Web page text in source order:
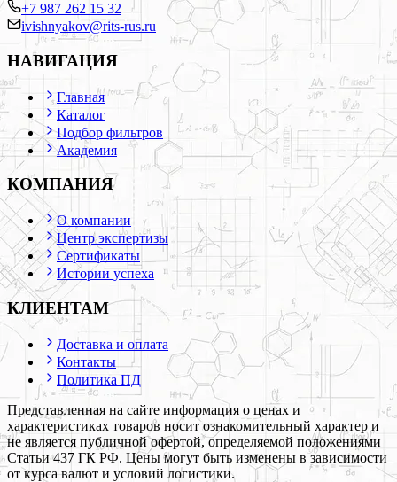
+7 987 262 15 32
ivishnyakov@rits-rus.ru
НАВИГАЦИЯ
Главная
Каталог
Подбор фильтров
Академия
КОМПАНИЯ
О компании
Центр экспертизы
Сертификаты
Истории успеха
КЛИЕНТАМ
Доставка и оплата
Контакты
Политика ПД
Представленная на сайте информация о ценах и
характеристиках товаров носит ознакомительный характер и
не является публичной офертой, определяемой положениями
Статьи 437 ГК РФ. Цены могут быть изменены в зависимости
от курса валют и условий логистики.